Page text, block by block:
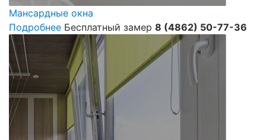
Мансардные окна
Подробнее Бесплатный замер 8 (4862) 50-77-36